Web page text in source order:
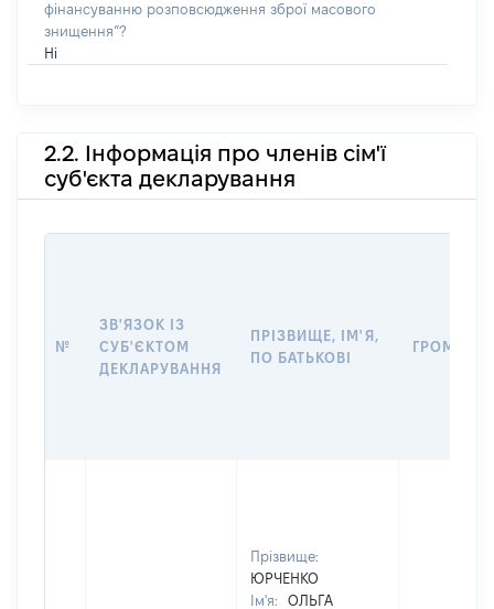
фінансуванню розповсюдження зброї масового
знищення”?
Ні
2.2. Інформація про членів сім'ї
суб'єкта декларування
№
ЗВ'ЯЗОК ІЗ
СУБ'ЄКТОМ
ДЕКЛАРУВАННЯ
ПРІЗВИЩЕ, ІМ'Я,
ПО БАТЬКОВІ
Прізвище:
ЮРЧЕНКО
Ім'я:
ОЛЬГА